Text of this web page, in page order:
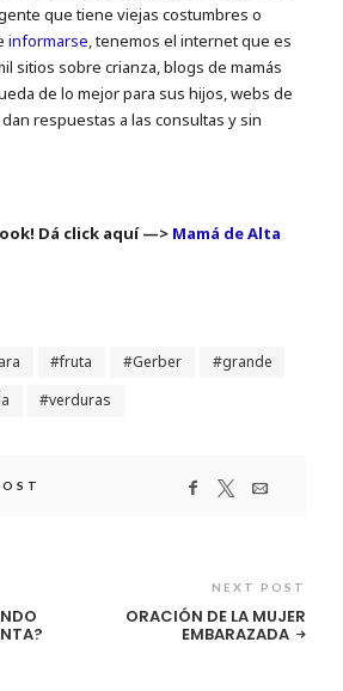
que tiene viejas costumbres o
informarse, tenemos el internet que es
sitios sobre crianza, blogs de mamás
de lo mejor para sus hijos, webs de
respuestas a las consultas y sin
Dá click aquí —> Mamá de Alta
fruta Gerber
grande
verduras
NEXT POST
ORACIÓN DE LA MUJER
EMBARAZADA